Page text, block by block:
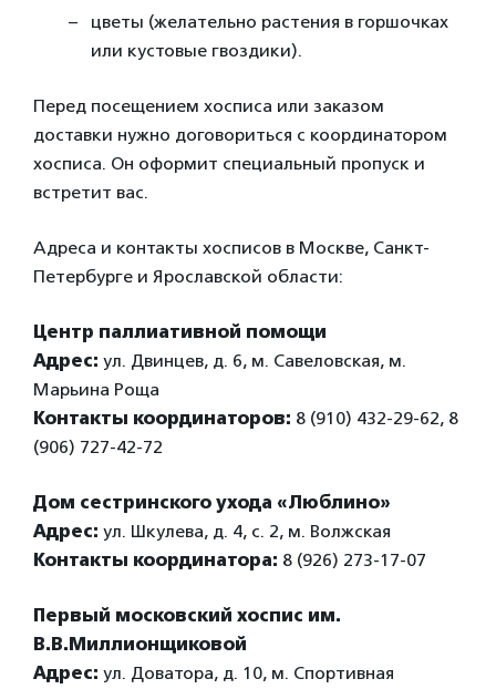
цветы (желательно растения в горшочках
или кустовые гвоздики).
Перед посещением хосписа или заказом
доставки нужно договориться с координатором
хосписа. Он оформит специальный пропуск и
встретит вас.
Адреса и контакты хосписов в Москве, Санкт-
Петербурге и Ярославской области:
Центр паллиативной помощи
Адрес: ул. Двинцев, д. 6, м. Савеловская, м.
Марьина Роща
Контакты координаторов: 8 (910) 432-29-62, 8
(906) 727-42-72
Дом сестринского ухода «Люблино»
Адрес: ул. Шкулева, д. 4, с. 2, м. Волжская
Контакты координатора: 8 (926) 273-17-07
Первый московский хоспис им.
В.В.Миллионщиковой
Адрес: ул. Доватора, д. 10, м. Спортивная